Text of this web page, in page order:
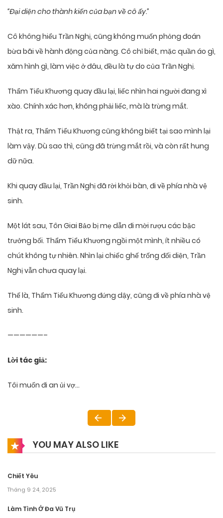
“Đại diện cho thành kiến của bạn về cô ấy.”
Cô không hiểu Trần Nghị, cũng không muốn phỏng đoán
bừa bãi về hành động của nàng. Cô chỉ biết, mặc quần áo gì,
xăm hình gì, làm việc ở đâu, đều là tự do của Trần Nghị.
Thẩm Tiểu Khương quay đầu lại, liếc nhìn hai người đang xì
xào. Chính xác hơn, không phải liếc, mà là trừng mắt.
Thật ra, Thẩm Tiểu Khương cũng không biết tại sao mình lại
làm vậy. Dù sao thì, cũng đã trừng mắt rồi, và còn rất hung
dữ nữa.
Khi quay đầu lại, Trần Nghị đã rời khỏi bàn, đi về phía nhà vệ
sinh.
Một lát sau, Tôn Giai Bảo bị mẹ dẫn đi mời rượu các bậc
trưởng bối. Thẩm Tiểu Khương ngồi một mình, ít nhiều có
chút không tự nhiên. Nhìn lại chiếc ghế trống đối diện, Trần
Nghị vẫn chưa quay lại.
Thế là, Thẩm Tiểu Khương đứng dậy, cũng đi về phía nhà vệ
sinh.
——————–
Lời tác giả:
Tôi muốn đi an ủi vợ…
YOU MAY ALSO LIKE
Chiết Yêu
Tháng 9 24, 2025
Làm Tình Ở Đa Vũ Trụ